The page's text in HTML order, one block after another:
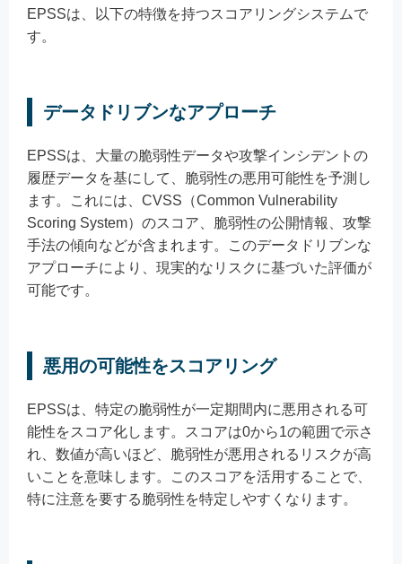
EPSSは、以下の特徴を持つスコアリングシステムで
す。
データドリブンなアプローチ
EPSSは、大量の脆弱性データや攻撃インシデントの
履歴データを基にして、脆弱性の悪用可能性を予測し
ます。これには、CVSS（Common Vulnerability
Scoring System）のスコア、脆弱性の公開情報、攻撃
手法の傾向などが含まれます。このデータドリブンな
アプローチにより、現実的なリスクに基づいた評価が
可能です。
悪用の可能性をスコアリング
EPSSは、特定の脆弱性が一定期間内に悪用される可
能性をスコア化します。スコアは0から1の範囲で示さ
れ、数値が高いほど、脆弱性が悪用されるリスクが高
いことを意味します。このスコアを活用することで、
特に注意を要する脆弱性を特定しやすくなります。